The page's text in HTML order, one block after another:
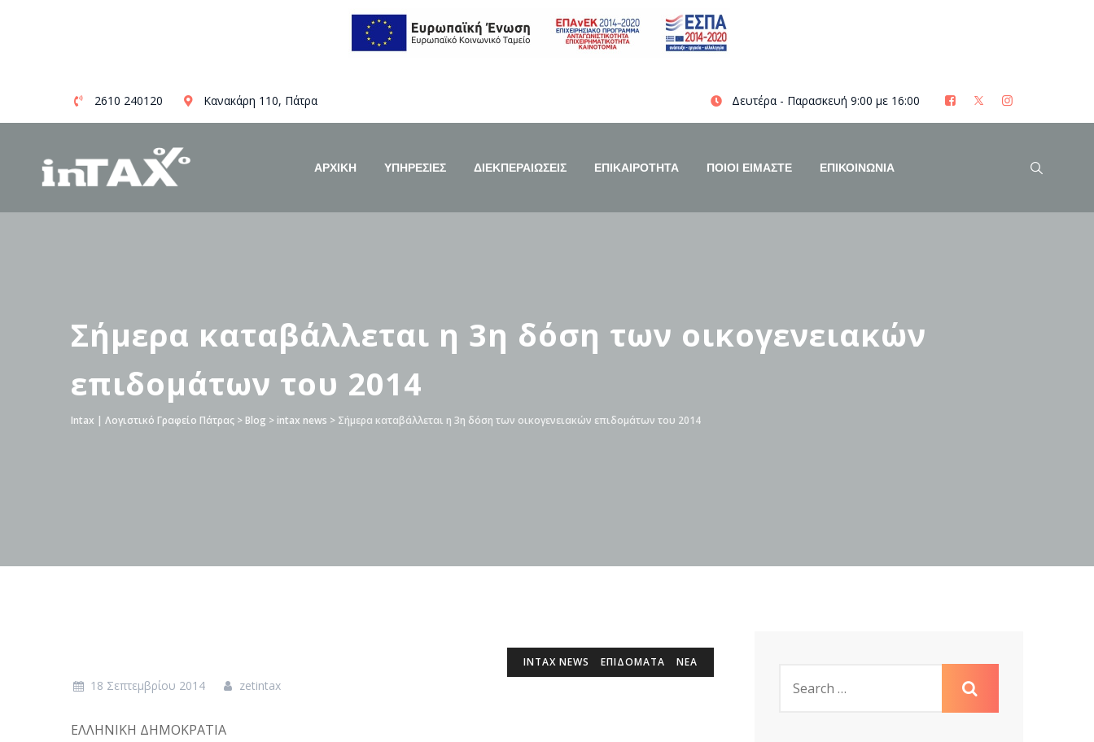
content
2610 240120 Κανακάρη 110, Πάτρα Δευτέρα - Παρασκευή 9:00 με 16:00
ΑΡΧΙΚΗ ΥΠΗΡΕΣΙΕΣ ΔΙΕΚΠΕΡΑΙΩΣΕΙΣ ΕΠΙΚΑΙΡΟΤΗΤΑ ΠΟΙΟΊ ΕΊΜΑΣΤΕ ΕΠΙΚΟΙΝΩΝΙΑ
Σήμερα καταβάλλεται η 3η δόση των οικογενειακών
επιδομάτων του 2014
Intax | Λογιστικό Γραφείο Πάτρας > Blog > intax news > Σήμερα καταβάλλεται η 3η δόση των οικογενειακών επιδομάτων του 2014
INTAX NEWS ΕΠΙΔΌΜΑΤΑ ΝΕΑ
18 Σεπτεμβρίου 2014 zetintax
ΕΛΛΗΝΙΚΗ ΔΗΜΟΚΡΑΤΙΑ